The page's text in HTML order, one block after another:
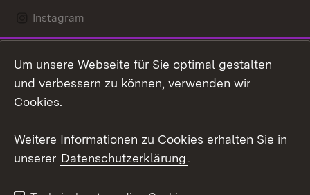
Instagram
Mastodon
Youtube
Kontakt
Datenschutz
Um unsere Webseite für Sie optimal gestalten
und verbessern zu können, verwenden wir
Cookies.
Weitere Informationen zu Cookies erhalten Sie in
unserer Datenschutzerklärung.